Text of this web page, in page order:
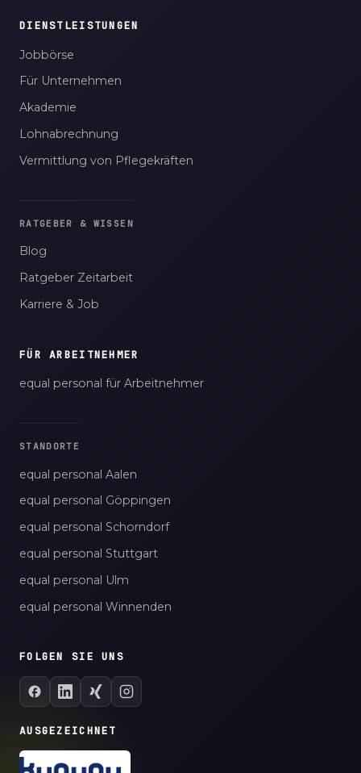
DIENSTLEISTUNGEN
Jobbörse
Für Unternehmen
Akademie
Lohnabrechnung
Vermittlung von Pflegekräften
RATGEBER & WISSEN
Blog
Ratgeber Zeitarbeit
Karriere & Job
FÜR ARBEITNEHMER
equal personal für Arbeitnehmer
STANDORTE
equal personal Aalen
equal personal Göppingen
equal personal Schorndorf
equal personal Stuttgart
equal personal Ulm
equal personal Winnenden
FOLGEN SIE UNS
AUSGEZEICHNET